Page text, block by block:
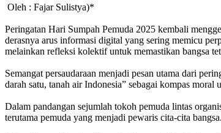
Oleh : Fajar Sulistya)*
Peringatan Hari Sumpah Pemuda 2025 kembali
derasnya arus informasi digital yang sering memicu
melainkan refleksi kolektif untuk memastikan bangsa
Semangat persaudaraan menjadi pesan utama dari
darah satu, tanah air Indonesia” sebagai kompas moral
Dalam pandangan sejumlah tokoh pemuda lintas
terutama pemuda yang menjadi pewaris cita-cita bangsa.